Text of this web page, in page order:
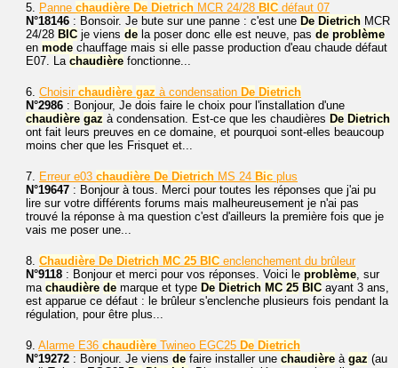
5. Panne chaudière De Dietrich MCR 24/28 BIC défaut 07
N°18146 : Bonsoir. Je bute sur une panne : c'est une De Dietrich MCR
24/28 BIC je viens de la poser donc elle est neuve, pas de problème
en mode chauffage mais si elle passe production d'eau chaude défaut
E07. La chaudière fonctionne...
6. Choisir chaudière gaz à condensation De Dietrich
N°2986 : Bonjour, Je dois faire le choix pour l'installation d'une
chaudière gaz à condensation. Est-ce que les chaudières De Dietrich
ont fait leurs preuves en ce domaine, et pourquoi sont-elles beaucoup
moins cher que les Frisquet et...
7. Erreur e03 chaudière De Dietrich MS 24 Bic plus
N°19647 : Bonjour à tous. Merci pour toutes les réponses que j'ai pu
lire sur votre différents forums mais malheureusement je n'ai pas
trouvé la réponse à ma question c'est d'ailleurs la première fois que je
vais me poser une...
8. Chaudière De Dietrich MC 25 BIC enclenchement du brûleur
N°9118 : Bonjour et merci pour vos réponses. Voici le problème, sur
ma chaudière de marque et type De Dietrich MC 25 BIC ayant 3 ans,
est apparue ce défaut : le brûleur s'enclenche plusieurs fois pendant la
régulation, pour être plus...
9. Alarme E36 chaudière Twineo EGC25 De Dietrich
N°19272 : Bonjour. Je viens de faire installer une chaudière à gaz (au